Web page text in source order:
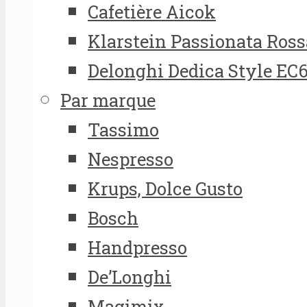
Cafetière Aicok
Klarstein Passionata
Delonghi Dedica Style
Par marque
Tassimo
Nespresso
Krups, Dolce Gusto
Bosch
Handpresso
De’Longhi